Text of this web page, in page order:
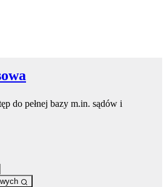
do pełnej bazy m.in. sądów i